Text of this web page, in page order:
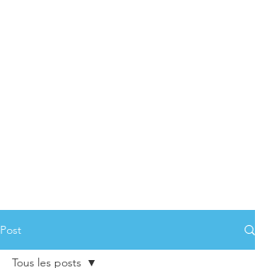
Post
Tous les posts